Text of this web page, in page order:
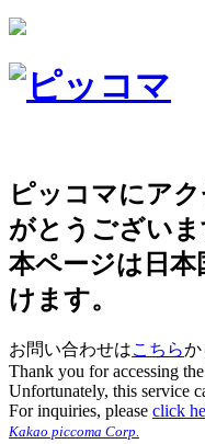
ピッコマにア
がとうございま
本ページは日
けます。
お問い合わせはこちらか
Thank you for accessing
Unfortunately, this service
For inquiries, please click
Kakao piccoma Corp.